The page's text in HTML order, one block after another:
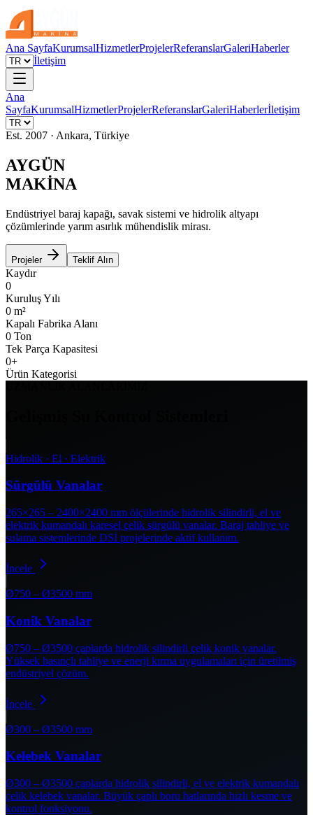
Ana SayfaKurumsalHizmetlerProjelerReferanslarGaleriHaberler
İletişim
Ana
SayfaKurumsalHizmetlerProjelerReferanslarGaleriHaberlerİletişim
Est. 2007 · Ankara, Türkiye
AYGÜN
MAKİNA
Endüstriyel baraj kapağı, savak sistemi ve hidrolik altyapı
çözümlerinde yarım asırlık mühendislik mirası.
Projeler Teklif Alın
Kaydır
0
Kuruluş Yılı
0 m²
Kapalı Fabrika Alanı
0 Ton
Tek Parça Kapasitesi
0+
Ürün Kategorisi
Hidrolik · El · Elektrik
Sürgülü Vanalar
265×265 – 2400×2400 mm ölçülerinde hidrolik silindirli, el ve
elektrik kumandalı karesel çelik sürgülü vanalar. Baraj tahliye ve
sulama sistemlerinde DSİ projelerinde aktif kullanım.
İncele
Ø750 – Ø3500 mm
Konik Vanalar
Ø750 – Ø3500 çaplarda hidrolik silindirli çelik konik vanalar.
Yüksek basınçlı tahliye ve enerji kırma uygulamaları için üretilmiş
endüstriyel çözüm.
İncele
Ø300 – Ø3500 mm
Kelebek Vanalar
Ø300 – Ø3500 çaplarda hidrolik silindirli, el ve elektrik kumandalı
çelik kelebek vanalar. Büyük çaplı boru hatlarında hızlı kesme ve
kontrol fonksiyonu.